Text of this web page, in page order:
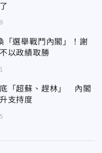
「選舉戰鬥內閣」！謝
以政績取勝
「超蘇、趕林」 內閣
支持度